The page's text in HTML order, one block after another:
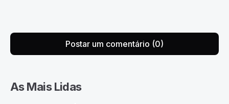
Postar um comentário (0)
As Mais Lidas